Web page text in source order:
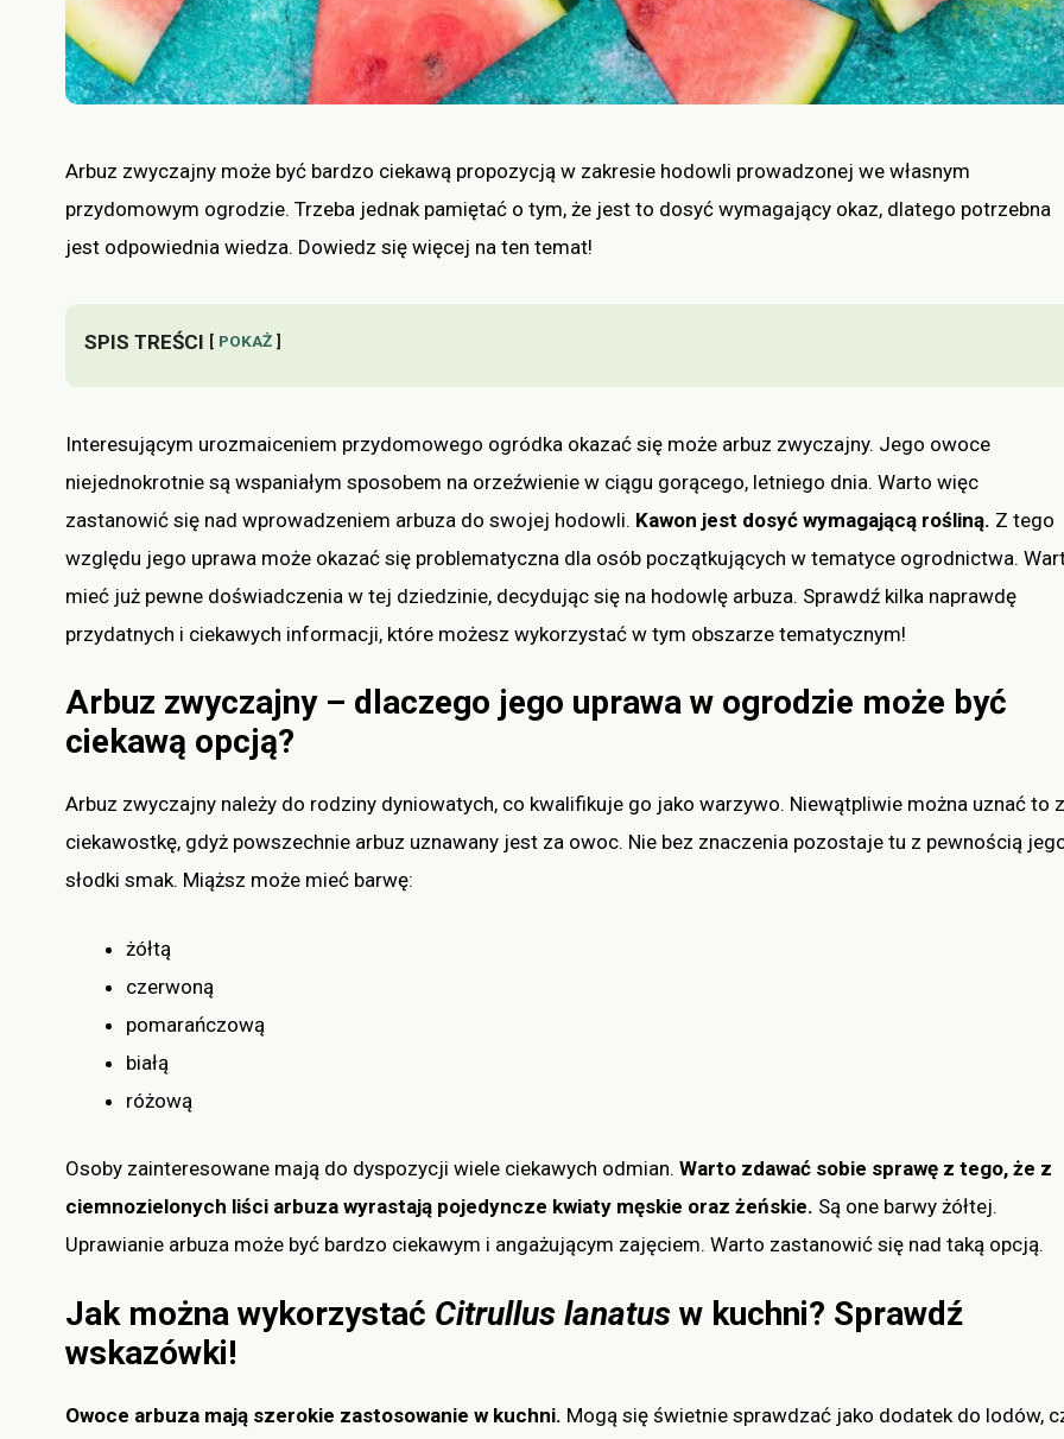
Arbuz zwyczajny może być bardzo ciekawą propozycją w zakresie hodowli prowadzonej we własnym
przydomowym ogrodzie. Trzeba jednak pamiętać o tym, że jest to dosyć wymagający okaz, dlatego potrzebna
jest odpowiednia wiedza. Dowiedz się więcej na ten temat!
SPIS TREŚCI POKAŻ
Interesującym urozmaiceniem przydomowego ogródka okazać się może arbuz zwyczajny. Jego owoce
niejednokrotnie są wspaniałym sposobem na orzeźwienie w ciągu gorącego, letniego dnia. Warto więc
zastanowić się nad wprowadzeniem arbuza do swojej hodowli. Kawon jest dosyć wymagającą rośliną. Z tego
względu jego uprawa może okazać się problematyczna dla osób początkujących w tematyce ogrodnictwa.
mieć już pewne doświadczenia w tej dziedzinie, decydując się na hodowlę arbuza. Sprawdź kilka naprawdę
przydatnych i ciekawych informacji, które możesz wykorzystać w tym obszarze tematycznym!
Arbuz zwyczajny – dlaczego jego uprawa w ogrodzie może być
ciekawą opcją?
Arbuz zwyczajny należy do rodziny dyniowatych, co kwalifikuje go jako warzywo. Niewątpliwie można uznać to
ciekawostkę, gdyż powszechnie arbuz uznawany jest za owoc. Nie bez znaczenia pozostaje tu z pewnością
słodki smak. Miąższ może mieć barwę:
żółtą
czerwoną
pomarańczową
białą
różową
Osoby zainteresowane mają do dyspozycji wiele ciekawych odmian. Warto zdawać sobie sprawę z tego, że z
ciemnozielonych liści arbuza wyrastają pojedyncze kwiaty męskie oraz żeńskie. Są one barwy żółtej.
Uprawianie arbuza może być bardzo ciekawym i angażującym zajęciem. Warto zastanowić się nad taką opcją.
Jak można wykorzystać Citrullus lanatus w kuchni? Sprawdź
wskazówki!
Owoce arbuza mają szerokie zastosowanie w kuchni. Mogą się świetnie sprawdzać jako dodatek do lodów,